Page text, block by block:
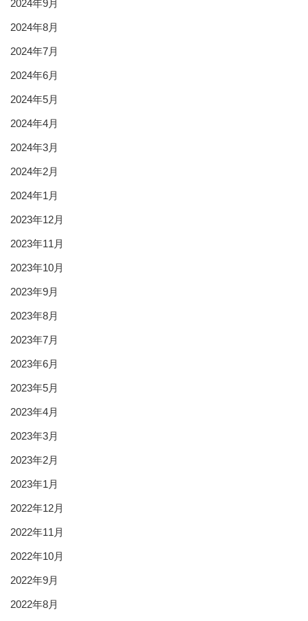
2024年9月
2024年8月
2024年7月
2024年6月
2024年5月
2024年4月
2024年3月
2024年2月
2024年1月
2023年12月
2023年11月
2023年10月
2023年9月
2023年8月
2023年7月
2023年6月
2023年5月
2023年4月
2023年3月
2023年2月
2023年1月
2022年12月
2022年11月
2022年10月
2022年9月
2022年8月